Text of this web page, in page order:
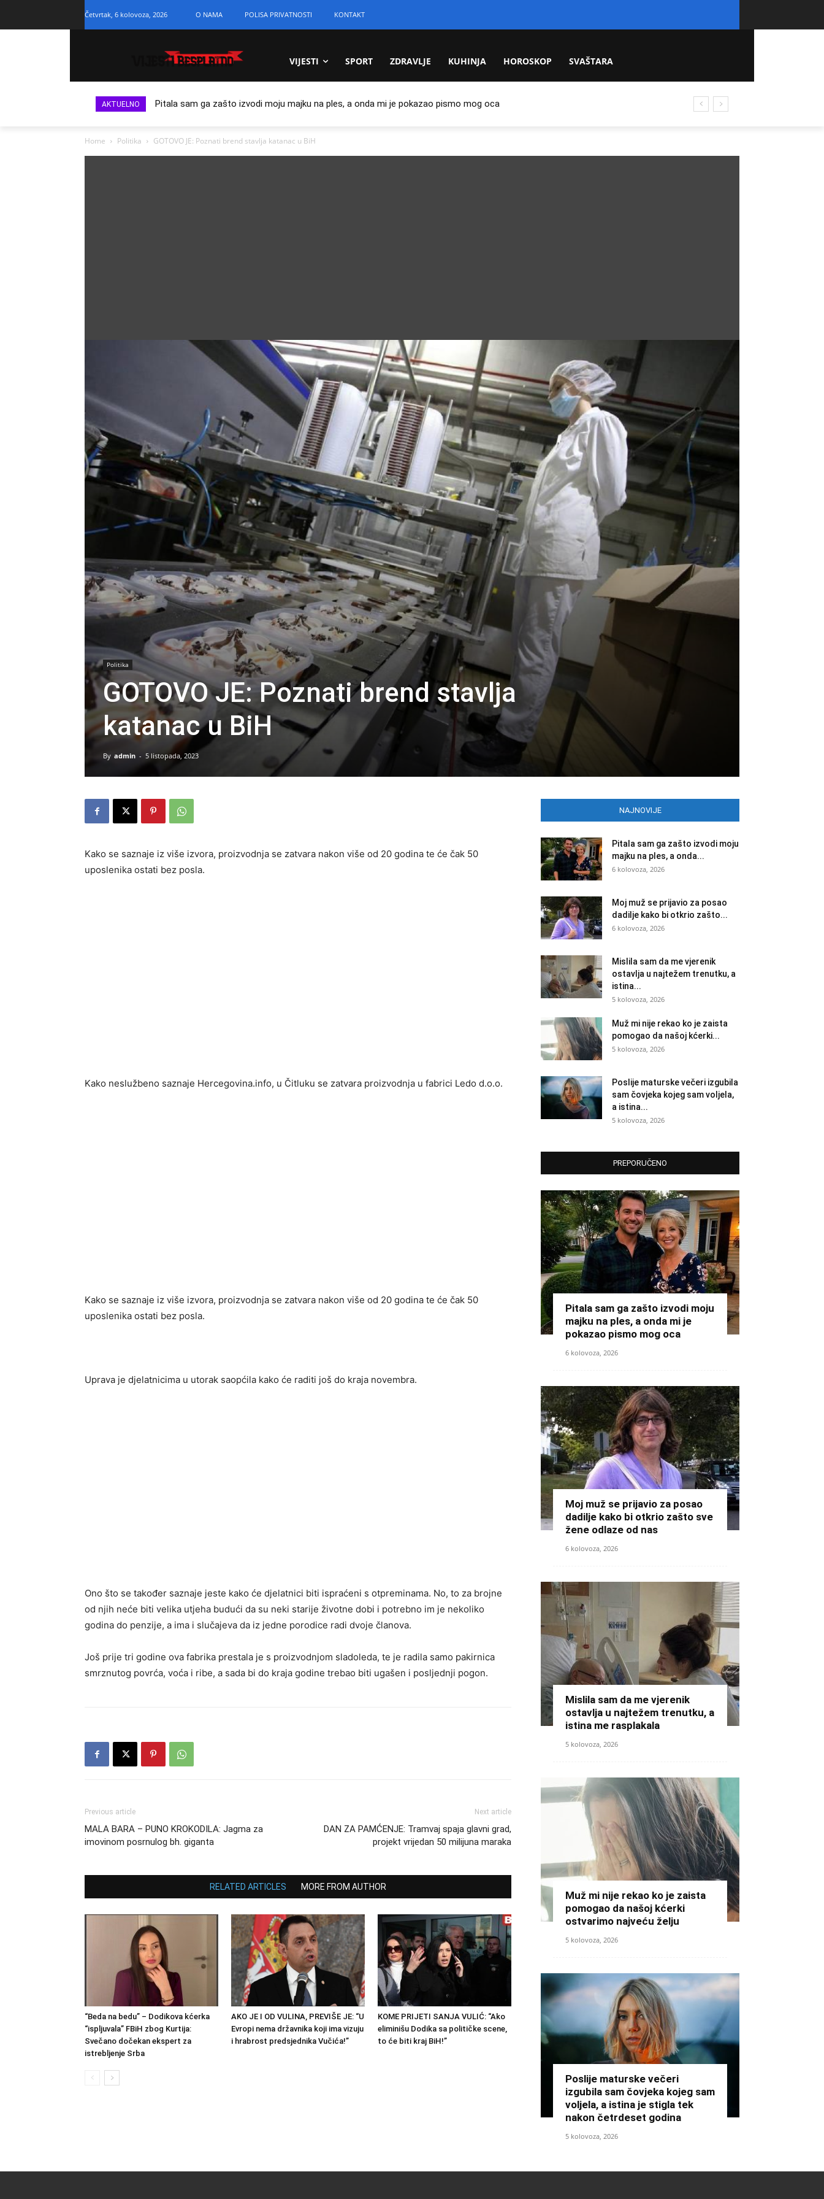
Četvrtak, 6 kolovoza, 2026 O NAMA POLISA PRIVATNOSTI KONTAKT
VIJESTI SPORT ZDRAVLJE KUHINJA HOROSKOP SVAŠTARA
AKTUELNO Pitala sam ga zašto izvodi moju majku na ples, a onda mi je pokazao pismo mog oca
Home Politika GOTOVO JE: Poznati brend stavlja katanac u BiH
Politika
GOTOVO JE: Poznati brend stavlja
katanac u BiH
By admin - 5 listopada, 2023
Kako se saznaje iz više izvora, proizvodnja se zatvara nakon više od 20 godina te će čak 50
uposlenika ostati bez posla.
Kako neslužbeno saznaje Hercegovina.info, u Čitluku se zatvara proizvodnja u fabrici Ledo d.o.o.
Kako se saznaje iz više izvora, proizvodnja se zatvara nakon više od 20 godina te će čak 50
uposlenika ostati bez posla.
Uprava je djelatnicima u utorak saopćila kako će raditi još do kraja novembra.
Ono što se također saznaje jeste kako će djelatnici biti ispraćeni s otpreminama. No, to za brojne
od njih neće biti velika utjeha budući da su neki starije životne dobi i potrebno im je nekoliko
godina do penzije, a ima i slučajeva da iz jedne porodice radi dvoje članova.
Još prije tri godine ova fabrika prestala je s proizvodnjom sladoleda, te je radila samo pakirnica
smrznutog povrća, voća i ribe, a sada bi do kraja godine trebao biti ugašen i posljednji pogon.
Previous article
MALA BARA – PUNO KROKODILA: Jagma za
imovinom posrnulog bh. giganta
Next article
DAN ZA PAMĆENJE: Tramvaj spaja glavni grad,
projekt vrijedan 50 milijuna maraka
RELATED ARTICLES MORE FROM AUTHOR
“Beda na bedu” – Dodikova kćerka
“ispljuvala” FBiH zbog Kurtija:
Svečano dočekan ekspert za
istrebljenje Srba
AKO JE I OD VULINA, PREVIŠE JE: “U
Evropi nema državnika koji ima vizuju
i hrabrost predsjednika Vučića!”
KOME PRIJETI SANJA VULIĆ: “Ako
eliminišu Dodika sa političke scene,
to će biti kraj BiH!”
NAJNOVIJE
Pitala sam ga zašto izvodi moju
majku na ples, a onda...
6 kolovoza, 2026
Moj muž se prijavio za posao
dadilje kako bi otkrio zašto...
6 kolovoza, 2026
Mislila sam da me vjerenik
ostavlja u najtežem trenutku, a
istina...
5 kolovoza, 2026
Muž mi nije rekao ko je zaista
pomogao da našoj kćerki...
5 kolovoza, 2026
Poslije maturske večeri izgubila
sam čovjeka kojeg sam voljela,
a istina...
5 kolovoza, 2026
PREPORUČENO
Pitala sam ga zašto izvodi moju
majku na ples, a onda mi je
pokazao pismo mog oca
6 kolovoza, 2026
Moj muž se prijavio za posao
dadilje kako bi otkrio zašto sve
žene odlaze od nas
6 kolovoza, 2026
Mislila sam da me vjerenik
ostavlja u najtežem trenutku, a
istina me rasplakala
5 kolovoza, 2026
Muž mi nije rekao ko je zaista
pomogao da našoj kćerki
ostvarimo najveću želju
5 kolovoza, 2026
Poslije maturske večeri
izgubila sam čovjeka kojeg sam
voljela, a istina je stigla tek
nakon četrdeset godina
5 kolovoza, 2026